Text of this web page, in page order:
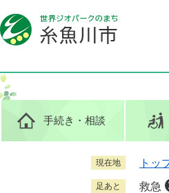
ー
ジ
先
頭
。
ニ
ュ
を
飛
て
手続き ・相談
現在地 トッ
足あと 救急